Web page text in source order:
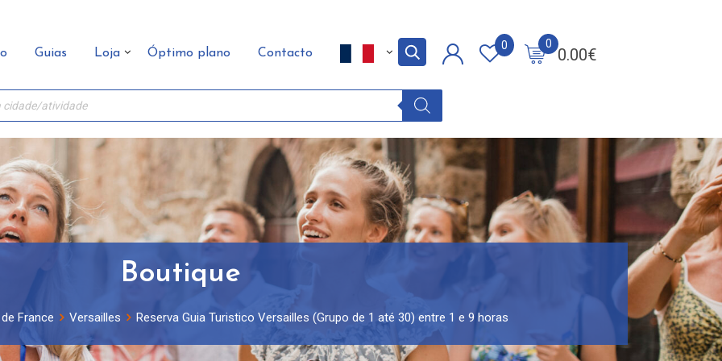
Guias Loja Óptimo plano Contacto 0.00€
0
0
Boutique
France Versailles Reserva Guia Turistico Versailles (Grupo de 1 até 30) entre 1 e 9 horas